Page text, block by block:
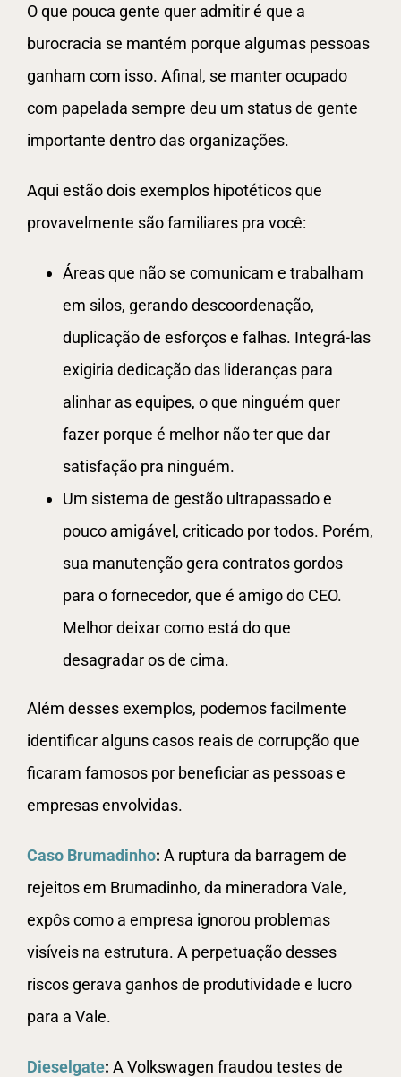
O que pouca gente quer admitir é que a
burocracia se mantém porque algumas pessoas
ganham com isso. Afinal, se manter ocupado
com papelada sempre deu um status de gente
importante dentro das organizações.
Aqui estão dois exemplos hipotéticos que
provavelmente são familiares pra você:
Áreas que não se comunicam e trabalham
em silos, gerando descoordenação,
duplicação de esforços e falhas. Integrá-las
exigiria dedicação das lideranças para
alinhar as equipes, o que ninguém quer
fazer porque é melhor não ter que dar
satisfação pra ninguém.
Um sistema de gestão ultrapassado e
pouco amigável, criticado por todos. Porém,
sua manutenção gera contratos gordos
para o fornecedor, que é amigo do CEO.
Melhor deixar como está do que
desagradar os de cima.
Além desses exemplos, podemos facilmente
identificar alguns casos reais de corrupção que
ficaram famosos por beneficiar as pessoas e
empresas envolvidas.
Caso Brumadinho: A ruptura da barragem de
rejeitos em Brumadinho, da mineradora Vale,
expôs como a empresa ignorou problemas
visíveis na estrutura. A perpetuação desses
riscos gerava ganhos de produtividade e lucro
para a Vale.
Dieselgate: A Volkswagen fraudou testes de